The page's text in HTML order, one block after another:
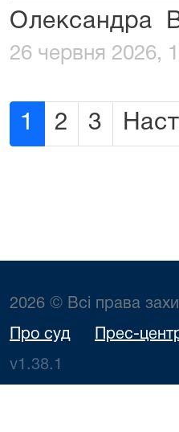
Олександра
26 червня 2026,
1 2 3
2026 © Всі права
Про суд Прес-
v1.38.1